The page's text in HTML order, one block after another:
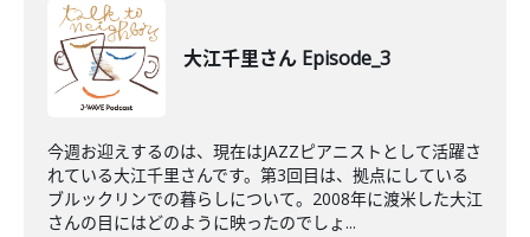
大江千里さん Episode_3
今週お迎えするのは、現在はJAZZピアニストとして活躍さ
れている大江千里さんです。第3回目は、拠点にしている
ブルックリンでの暮らしについて。2008年に渡米した大江
さんの目にはどのように映ったのでしょ...